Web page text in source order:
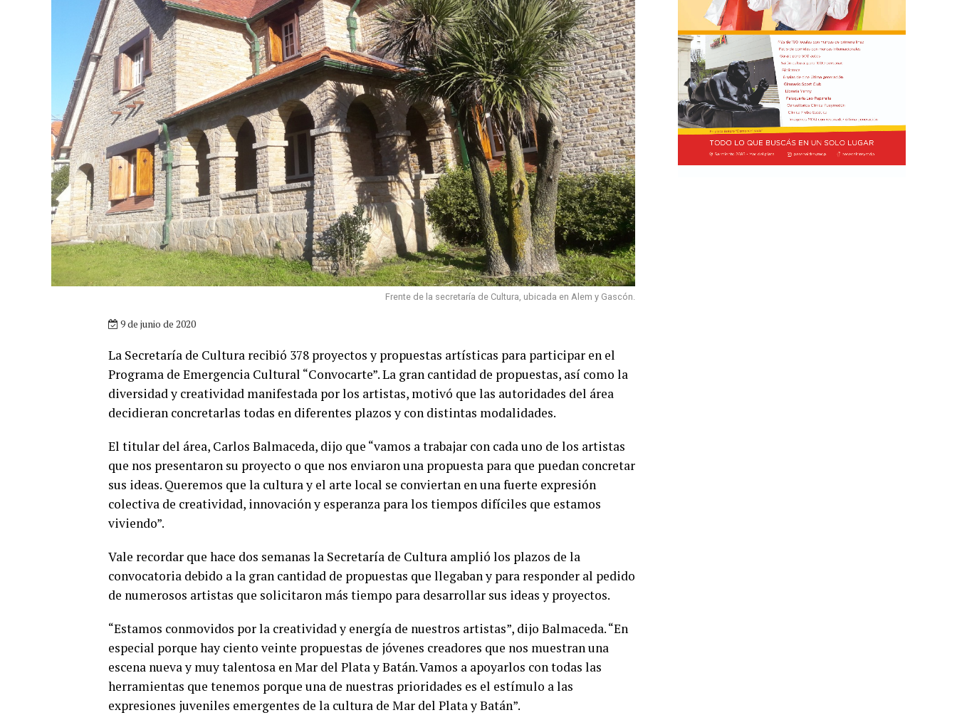
Frente de la secretaría de Cultura, ubicada en Alem y Gascón.
9 de junio de 2020
La Secretaría de Cultura recibió 378 proyectos y propuestas artísticas para participar en el
Programa de Emergencia Cultural “Convocarte”. La gran cantidad de propuestas, así como la
diversidad y creatividad manifestada por los artistas, motivó que las autoridades del área
decidieran concretarlas todas en diferentes plazos y con distintas modalidades.
El titular del área, Carlos Balmaceda, dijo que “vamos a trabajar con cada uno de los artistas
que nos presentaron su proyecto o que nos enviaron una propuesta para que puedan concretar
sus ideas. Queremos que la cultura y el arte local se conviertan en una fuerte expresión
colectiva de creatividad, innovación y esperanza para los tiempos difíciles que estamos
viviendo”.
Vale recordar que hace dos semanas la Secretaría de Cultura amplió los plazos de la
convocatoria debido a la gran cantidad de propuestas que llegaban y para responder al pedido
de numerosos artistas que solicitaron más tiempo para desarrollar sus ideas y proyectos.
“Estamos conmovidos por la creatividad y energía de nuestros artistas”, dijo Balmaceda. “En
especial porque hay ciento veinte propuestas de jóvenes creadores que nos muestran una
escena nueva y muy talentosa en Mar del Plata y Batán. Vamos a apoyarlos con todas las
herramientas que tenemos porque una de nuestras prioridades es el estímulo a las
expresiones juveniles emergentes de la cultura de Mar del Plata y Batán”.